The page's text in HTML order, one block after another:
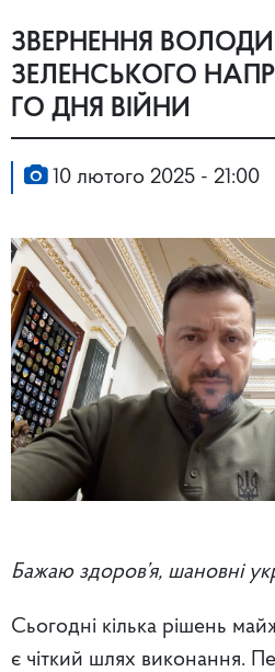
ЗВЕРНЕННЯ
ЗЕЛЕНСЬКОГО
ГО ДНЯ ВІЙНИ
10 лютого 2025 - 21:00
Бажаю здоров’я, шановні
Сьогодні кілька рішень
є чіткий шлях виконання.